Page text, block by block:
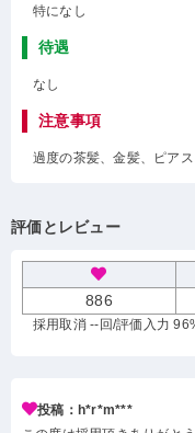
特になし
待遇
なし
注意事項
過度の茶髪、金髪、ピア
評価とレビュー
886
採用取消 --回/評価入力
投稿：h*r*m***